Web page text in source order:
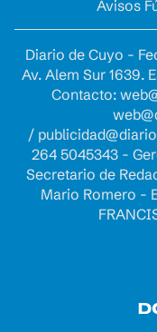
Avisos
Diario de Cuyo -
Av. Alem Sur 1639.
Contacto:
/
264 5045343 -
Secretario de
Mario Romero -